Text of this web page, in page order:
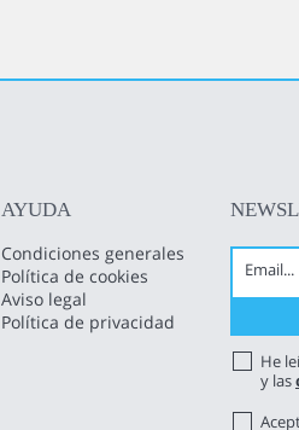
AYUDA
Condiciones generales
Política de cookies
Aviso legal
Política de privacidad
He
y las